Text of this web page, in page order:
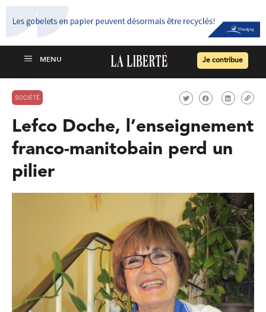
Je contribue
SOCIÉTÉ
Lefco Doche, l’enseignement
franco-manitobain perd un
pilier